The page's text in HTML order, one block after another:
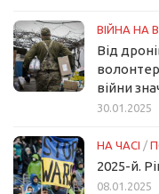
ВІЙНА НА
Від
війни
30.01.2025
НА ЧАСІ /
2025-й.
08.01.2025